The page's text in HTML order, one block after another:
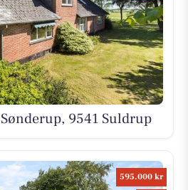
9541 Suldrup
595.000 kr